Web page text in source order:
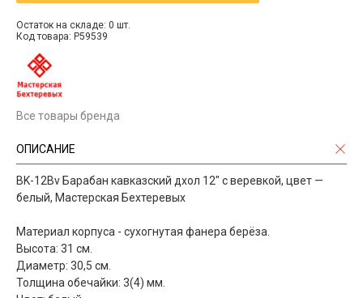
Остаток на складе: 0 шт.
Код товара: P59539
Все товары бренда
ОПИСАНИЕ
BK-12Bv Барабан кавказский дхол 12" с веревкой, цвет —
белый, Мастерская Бехтеревых
Материал корпуса - сухогнутая фанера берёза.
Высота: 31 см.
Диаметр: 30,5 см.
Толщина обечайки: 3(4) мм.